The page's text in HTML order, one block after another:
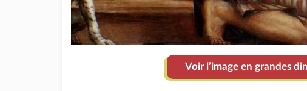
Voir l’image en grandes